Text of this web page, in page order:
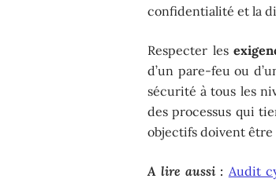
confidentialité et la
Respecter les
d’un pare-feu ou
sécurité à tous les
des processus qui
objectifs doivent
A lire aussi : Audit